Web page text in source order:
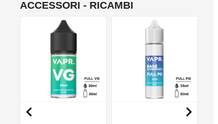
ACCESSORI - RICAMBI
 